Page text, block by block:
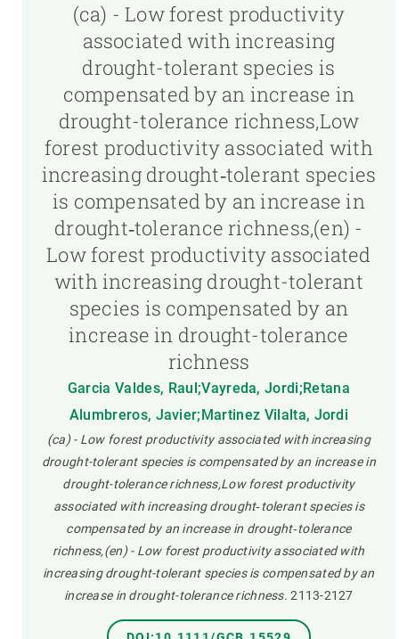
(ca) - Low forest productivity
associated with increasing
drought-tolerant species is
compensated by an increase in
drought-tolerance richness,Low
forest productivity associated with
increasing drought‐tolerant species
is compensated by an increase in
drought‐tolerance richness,(en) -
Low forest productivity associated
with increasing drought-tolerant
species is compensated by an
increase in drought-tolerance
richness
Garcia Valdes, Raul;Vayreda, Jordi;Retana
Alumbreros, Javier;Martinez Vilalta, Jordi
(ca) - Low forest productivity associated with increasing
drought-tolerant species is compensated by an increase in
drought-tolerance richness,Low forest productivity
associated with increasing drought‐tolerant species is
compensated by an increase in drought‐tolerance
richness,(en) - Low forest productivity associated with
increasing drought-tolerant species is compensated by an
increase in drought-tolerance richness. 2113-2127